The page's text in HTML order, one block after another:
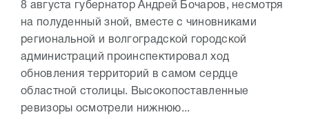
8 августа губернатор Андрей Бочаров, несмотря
на полуденный зной, вместе с чиновниками
региональной и волгоградской городской
администраций проинспектировал ход
обновления территорий в самом сердце
областной столицы. Высокопоставленные
ревизоры осмотрели нижнюю...